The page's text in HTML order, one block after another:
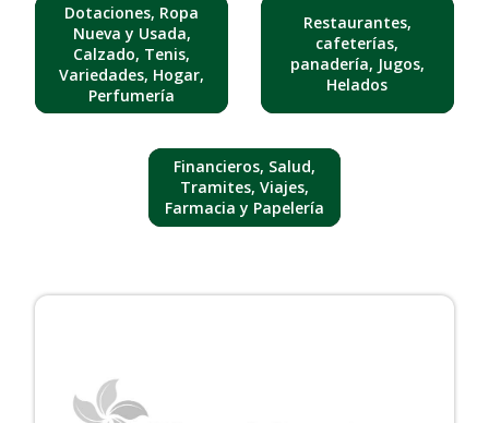
Dotaciones, Ropa
Nueva y Usada,
Calzado, Tenis,
Variedades, Hogar,
Perfumería
Restaurantes,
cafeterías,
panadería, Jugos,
Helados
Financieros, Salud,
Tramites, Viajes,
Farmacia y Papelería